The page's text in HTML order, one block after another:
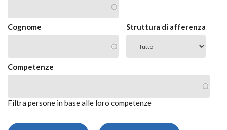
Cognome Struttura di afferenza
Competenze
Filtra persone in base alle loro competenze